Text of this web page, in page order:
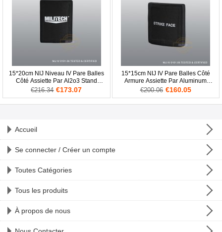
15*20cm NIJ Niveau IV Pare Balles
Côté Assiette Par Al2o3 Stand
Alone Balistique ESAPI
€216.34 €173.07
15*15cm NIJ IV Pare Balles Côté
Armure Assiette Par Aluminum
Oxyde & PE Panneau
€200.06 €160.05
Accueil
Se connecter / Créer un compte
Toutes Catégories
Tous les produits
À propos de nous